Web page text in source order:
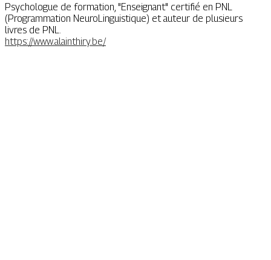
Psychologue de formation, "Enseignant" certifié en PNL
(Programmation NeuroLinguistique) et auteur de plusieurs
livres de PNL.
https://www.alainthiry.be/